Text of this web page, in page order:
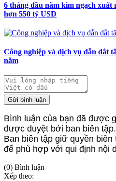
6 tháng đầu năm kim ngạch xuất
hơn 550 tỷ USD
Công nghiệp và dịch vụ dẫn dắt
năm
Gửi bình luận
Bình luận của bạn đã được
được duyệt bởi ban biên tập.
Ban biên tập giữ quyền
để phù hợp với qui định nội
(0) Bình luận
Xếp theo: